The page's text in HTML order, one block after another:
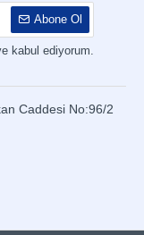
Abone Ol
kabul ediyorum.
Caddesi No:96/2